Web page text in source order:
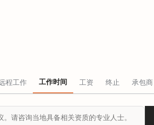
程工作 工作时间 工资 终止 承包商
请咨询当地具备相关资质的专业人士。